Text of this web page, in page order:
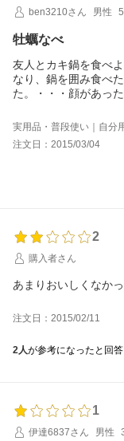
ben3210さん
男性
牡蠣なべ
友人とカキ鍋を食べ
なり、鍋を囲み食べ
た。・・・顔があっ
ていた。多分、私た
後、友人とは、カキ
実用品・普段使い｜自分
注文日：2015/03/04
2
購入者さん
あまりおいしくなか
注文日：2015/02/11
2人が参考になったと回答
1
伊達6837さん
男性